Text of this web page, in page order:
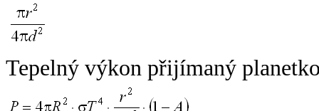
Tepelný výkon přijímaný